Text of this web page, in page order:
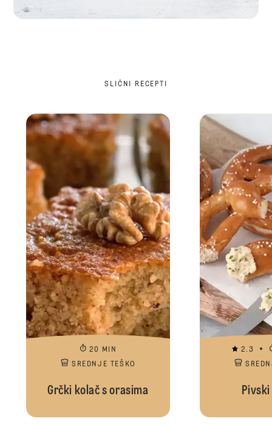
SLIČNI RECEPTI
20 MIN
SREDNJE TEŠKO
Grčki kolač s orasima
2.3